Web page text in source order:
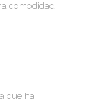
comodidad
que ha